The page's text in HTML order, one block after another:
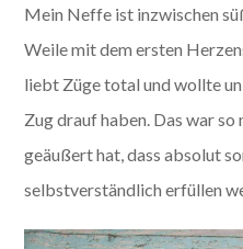
Mein Neffe ist inzwischen
Weile mit dem ersten
liebt Züge total und wollte
Zug drauf haben. Das war so
geäußert hat, dass absolut
selbstverständlich erfüllen